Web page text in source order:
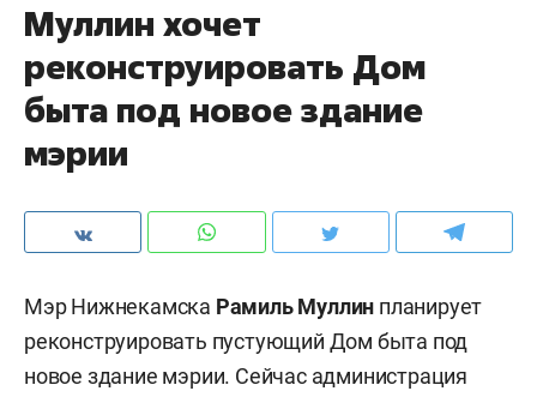
Муллин хочет
реконструировать Дом
быта под новое здание
мэрии
Мэр Нижнекамска Рамиль Муллин планирует
реконструировать пустующий Дом быта под
новое здание мэрии. Сейчас администрация